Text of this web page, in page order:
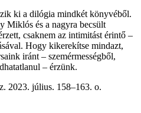
ki a dilógia mindkét könyvéből.
Miklós és a nagyra becsült
csaknem az intimitást érintő –
Hogy kikerekítse mindazt,
iránt – szemérmességből,
– érzünk.
2023. július. 158–163. o.